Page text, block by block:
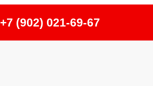
+7 (902) 021-69-67